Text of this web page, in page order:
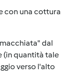
con una cottura
dal
quantità tale
verso l'alto